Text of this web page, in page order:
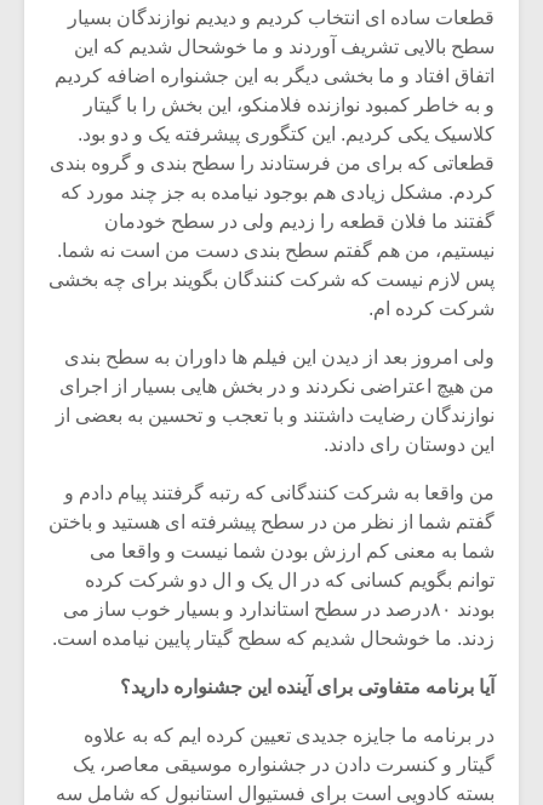
قطعات ساده ای انتخاب کردیم و دیدیم نوازندگان بسیار
سطح بالایی تشریف آوردند و ما خوشحال شدیم که این
اتفاق افتاد و ما بخشی دیگر به این جشنواره اضافه کردیم
و به خاطر کمبود نوازنده فلامنکو، این بخش را با گیتار
کلاسیک یکی کردیم. این کتگوری پیشرفته یک و دو بود.
قطعاتی که برای من فرستادند را سطح بندی و گروه بندی
کردم. مشکل زیادی هم بوجود نیامده به جز چند مورد که
گفتند ما فلان قطعه را زدیم ولی در سطح خودمان
نیستیم، من هم گفتم سطح بندی دست من است نه شما.
پس لازم نیست که شرکت کنندگان بگویند برای چه بخشی
شرکت کرده ام.
ولی امروز بعد از دیدن این فیلم ها داوران به سطح بندی
من هیچ اعتراضی نکردند و در بخش هایی بسیار از اجرای
نوازندگان رضایت داشتند و با تعجب و تحسین به بعضی از
این دوستان رای دادند.
من واقعا به شرکت کنندگانی که رتبه گرفتند پیام دادم و
گفتم شما از نظر من در سطح پیشرفته ای هستید و باختن
شما به معنی کم ارزش بودن شما نیست و واقعا می
توانم بگویم کسانی که در ال یک و ال دو شرکت کرده
بودند ۸۰درصد در سطح استاندارد و بسیار خوب ساز می
زدند. ما خوشحال شدیم که سطح گیتار پایین نیامده است.
آیا برنامه متفاوتی برای آینده این جشنواره دارید؟
در برنامه ما جایزه جدیدی تعیین کرده ایم که به علاوه
گیتار و کنسرت دادن در جشنواره موسیقی معاصر، یک
بسته کادویی است برای فستیوال استانبول که شامل سه